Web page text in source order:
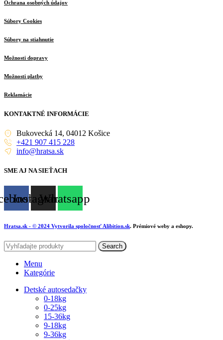
Ochrana osobných údajov
Súbory Cookies
Súbory na stiahnutie
Možnosti dopravy
Možnosti platby
Reklamácie
KONTAKTNÉ INFORMÁCIE
Bukovecká 14, 04012 Košice
+421 907 415 228
info@hratsa.sk
SME AJ NA SIEŤACH
InstagramWhatsapp
Hratsa.sk - © 2024 Vytvorila spoločnosť Alibition.sk. Prémiové weby a eshopy.
Search
Menu
Kategórie
Detské autosedačky
0-18kg
0-25kg
15-36kg
9-18kg
9-36kg